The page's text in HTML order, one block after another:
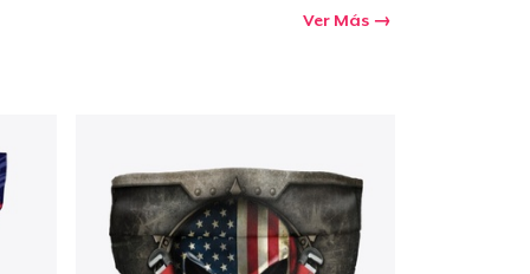
Ver Más